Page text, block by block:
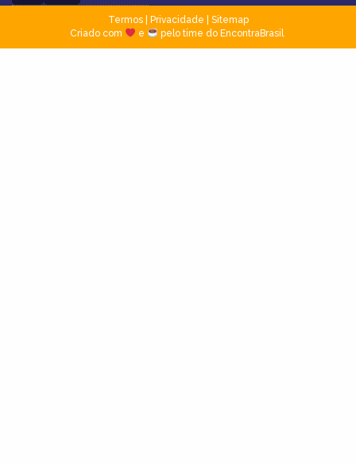
Termos| Privacidade
Sitemap
Criado com
e pelo time do EncontraBrasil